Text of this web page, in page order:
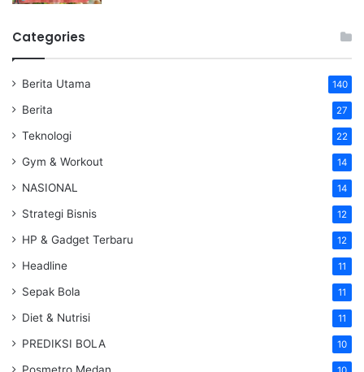
Categories
Berita Utama 140
Berita 27
Teknologi 22
Gym & Workout 14
NASIONAL 14
Strategi Bisnis 12
HP & Gadget Terbaru 12
Headline 11
Sepak Bola 11
Diet & Nutrisi 11
PREDIKSI BOLA 10